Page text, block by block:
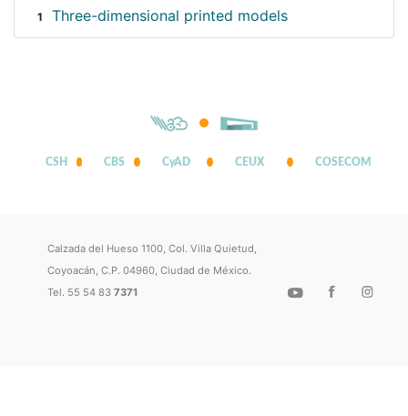
1 Three-dimensional printed models
CSH CBS CyAD CEUX COSECOM
Calzada del Hueso 1100, Col. Villa Quietud,
Coyoacán, C.P. 04960, Ciudad de México.
Tel. 55 54 837371